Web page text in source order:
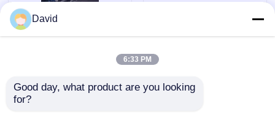
समाचार
ड्रिलिंग मड पंप
उच्च दबाव रोटरी ड्रिलिंग
David
6:33 PM
Good day, what product are you looking
for?